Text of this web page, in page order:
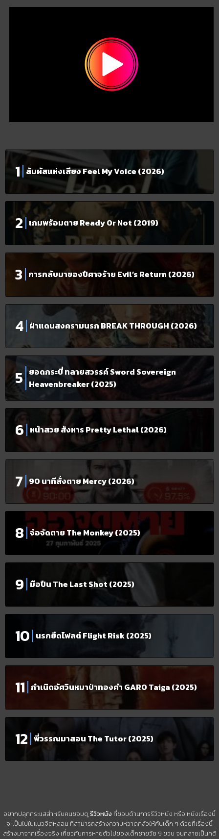
สัมผัสแห่งเสียง Feel My Voice (2026)
เกมพร้อมตาย Ready Or Not (2019)
การกลับมาของปีศาจร้าย Evil’s Return (2026)
ฝ่าแดนสงครามนรก BREAK THROUGH (2026)
ยอดกระบี่ ทลายสวรรค์ Sword Sovereign
Heavenbreaker (2025)
หน้าสวย สังหาร Pretty Lethal (2026)
90 นาทีสั่งตาย Mercy (2026)
จ๋อจัดตาย The Monkey (2025)
มือปืน The Last Shot (2025)
นรกยึดไฟลต์ Flight Risk (2025)
กำเนิดอัศวินหมาป่าทองคำ GARO Taiga (2025)
พี่วรรณมาสอน The Tutor (2025)
อยากปลุกกระแสสำหรับคนชอบดูรีวิวหนัง ที่ชอบด้านการรีวิวหนัง หรือ หนังเรื่องนี้
จะเป็นไปในแนวจิตหลอน ที่สามารถสร้างความหวาดกลัวให้กับเด็ก ๆ ด้วยที่เรื่องนี้
สร้างมาจากเรื่องจริง เกี่ยวกับการหายตัวไปของเด็กชายวัย 9 ขวบ จนกลายเป็นคดี